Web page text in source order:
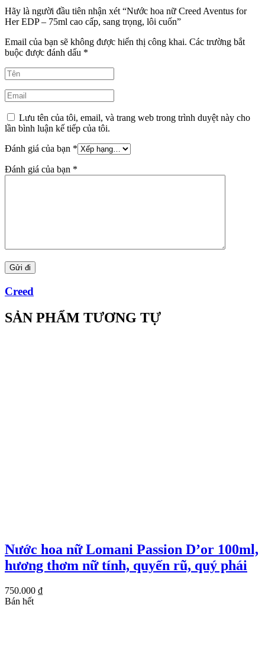
Hãy là người đầu tiên nhận xét “Nước hoa nữ Creed Aventus for
Her EDP – 75ml cao cấp, sang trọng, lôi cuốn”
Email của bạn sẽ không được hiển thị công khai. Các trường bắt
buộc được đánh dấu *
Lưu tên của tôi, email, và trang web trong trình duyệt này cho
lần bình luận kế tiếp của tôi.
Đánh giá của bạn *
Đánh giá của bạn *
Creed
SẢN PHẨM TƯƠNG TỰ
Nước hoa nữ Lomani Passion D’or 100ml,
hương thơm nữ tính, quyến rũ, quý phái
750.000 ₫
Bán hết